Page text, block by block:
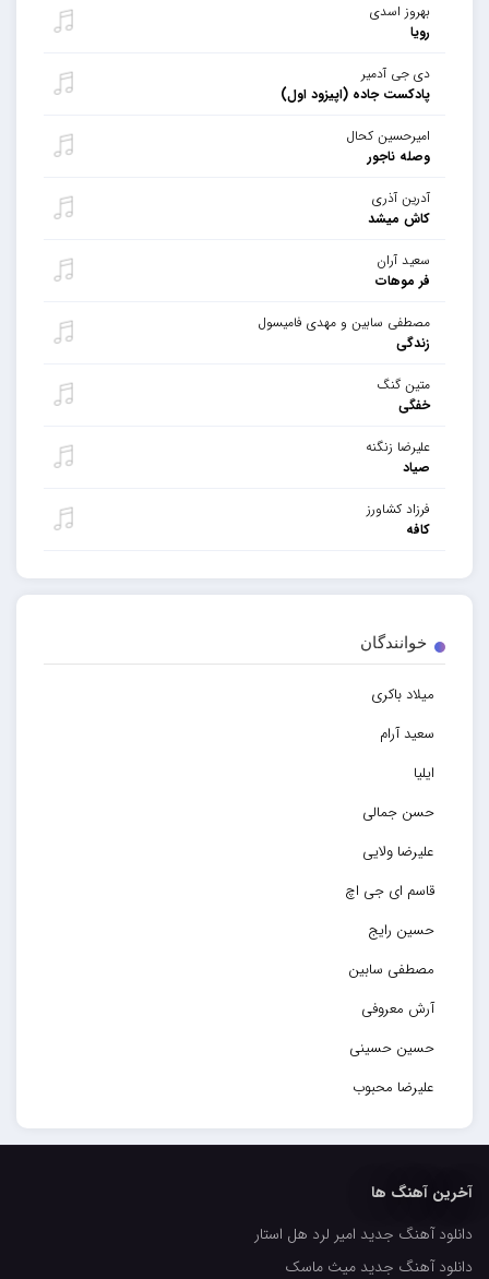
بهروز اسدی
رویا
دی جی آدمیر
پادکست جاده (اپیزود اول)
امیرحسین کحال
وصله ناجور
آدرین آذری
کاش میشد
سعید آران
فر موهات
مصطفی سابین و مهدی فامیسول
زندگی
متین گنگ
خفگی
علیرضا زنگنه
صیاد
فرزاد کشاورز
کافه
خوانندگان
میلاد باکری
سعید آرام
ایلیا
حسن جمالی
علیرضا ولایی
قاسم ای جی اچ
حسین رایج
مصطفی سابین
آرش معروفی
حسین حسینی
علیرضا محبوب
حسین حصارکی
کاپیتان
مجید رضوی
آخرین آهنگ ها
دانلود آهنگ جدید امیر لرد هل استار
دانلود آهنگ جدید میث ماسک